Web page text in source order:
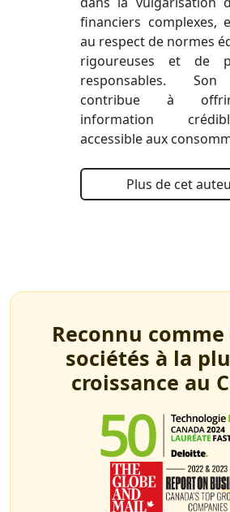
financiers complexes,
au respect de normes
rigoureuses et de
responsables.
contribue à
information
accessible aux
Plus de cet
Reconnu
sociétés à la
croissance au